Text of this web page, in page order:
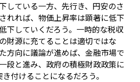
している一方、先行き、円安のさ
れれば、物価上昇率は顕著に低下
下していくだろう。一時的な税収
財源に充てることは適切ではな
方向に議論が進めば、金融市場で
段と進み、政府の積極財政政策に
付けることになるだろう。